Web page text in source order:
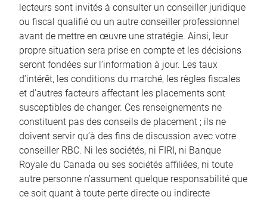
lecteurs sont invités à consulter un conseiller juridique
ou fiscal qualifié ou un autre conseiller professionnel
avant de mettre en œuvre une stratégie. Ainsi, leur
propre situation sera prise en compte et les décisions
seront fondées sur l’information à jour. Les taux
d’intérêt, les conditions du marché, les règles fiscales
et d’autres facteurs affectant les placements sont
susceptibles de changer. Ces renseignements ne
constituent pas des conseils de placement ; ils ne
doivent servir qu’à des fins de discussion avec votre
conseiller RBC. Ni les sociétés, ni FIRI, ni Banque
Royale du Canada ou ses sociétés affiliées, ni toute
autre personne n’assument quelque responsabilité que
ce soit quant à toute perte directe ou indirecte